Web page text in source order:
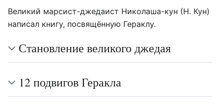
Великий марсист-джедаист Николаша-кун (Н. Кун)
написал книгу, посвящённую Гераклу.
Становление великого джедая
12 подвигов Геракла